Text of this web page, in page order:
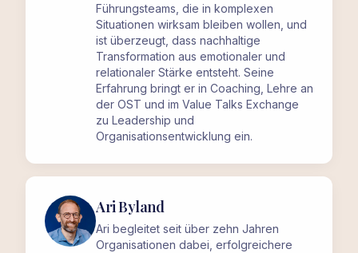
Führungsteams, die in komplexen
Situationen wirksam bleiben wollen, und
ist überzeugt, dass nachhaltige
Transformation aus emotionaler und
relationaler Stärke entsteht. Seine
Erfahrung bringt er in Coaching, Lehre an
der OST und im Value Talks Exchange
zu Leadership und
Organisationsentwicklung ein.
Ari Byland
Ari begleitet seit über zehn Jahren
Organisationen dabei, erfolgreichere